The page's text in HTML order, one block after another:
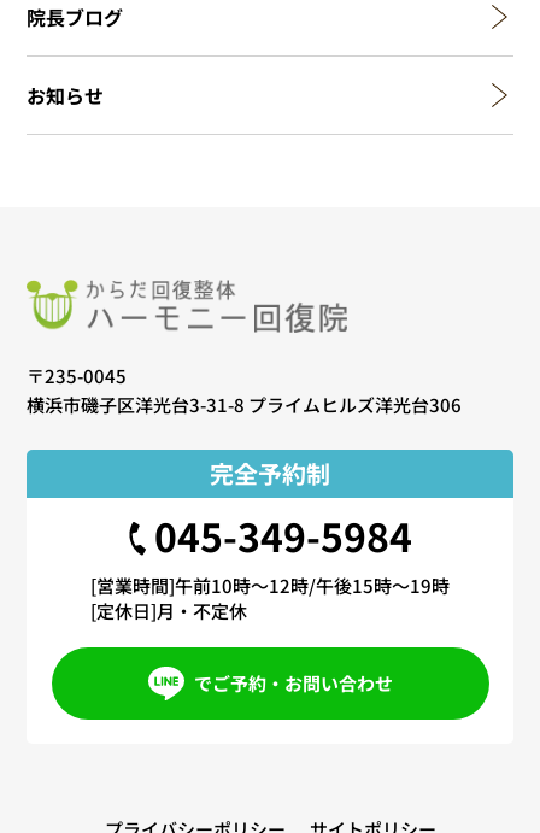
院長ブログ
お知らせ
〒235-0045
横浜市磯子区洋光台3-31-8 プライムヒルズ洋光台306
完全予約制
045-349-5984
[営業時間]午前10時～12時/午後15時～19時
[定休日]月・不定休
でご予約・お問い合わせ